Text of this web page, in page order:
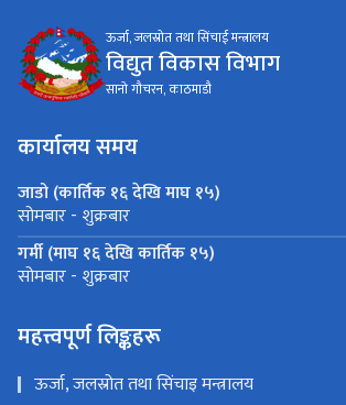
ऊर्जा, जलस्रोत तथा सिंचाई मन्त्रालय
विद्युत विकास विभाग
सानो गौचरन, काठमाडौ
कार्यालय समय
जाडो (कार्तिक १६ देखि माघ १५)
सोमबार - शुक्रबार
गर्मी (माघ १६ देखि कार्तिक १५)
सोमबार - शुक्रबार
महत्त्वपूर्ण लिङ्कहरू
ऊर्जा, जलस्रोत तथा सिंचाइ मन्त्रालय